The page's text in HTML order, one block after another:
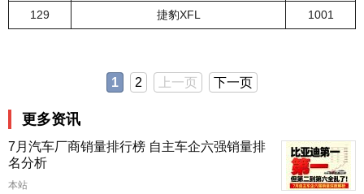
129 捷豹XFL 1001
1 2 上一页 下一页
更多资讯
7月汽车厂商销量排行榜 自主车企六强销量排
名分析
本站